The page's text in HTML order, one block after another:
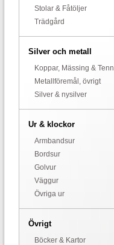
Stolar & Fåtöljer
Trädgård
Silver och metall
Koppar, Mässing & Tenn
Metallföremål, övrigt
Silver & nysilver
Ur & klockor
Armbandsur
Bordsur
Golvur
Väggur
Övriga ur
Övrigt
Böcker & Kartor